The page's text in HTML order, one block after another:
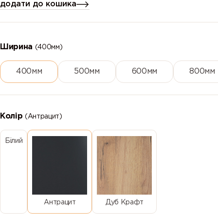
додати до кошика
Ширина (400мм)
400мм 500мм 600мм 800мм
Колір(Антрацит)
Білий
Антрацит Дуб Крафт